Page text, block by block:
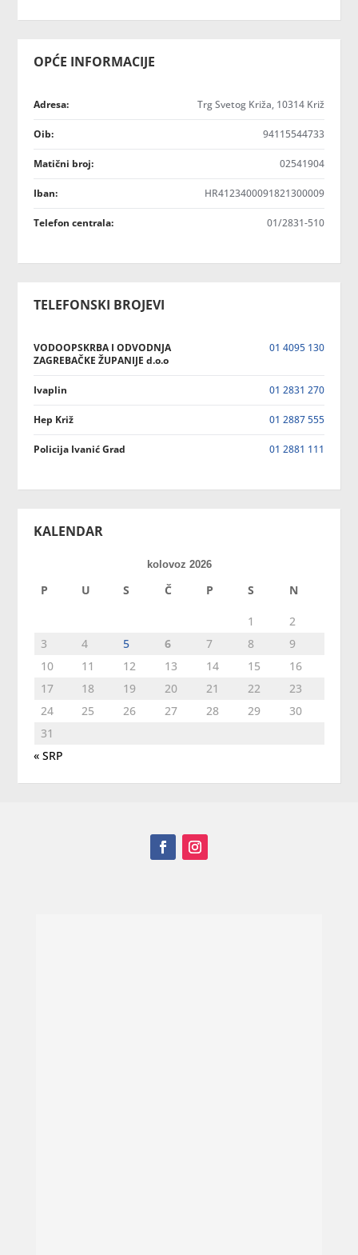
OPĆE INFORMACIJE
Adresa: Trg Svetog Križa, 10314 Križ
Oib: 94115544733
Matični broj: 02541904
Iban: HR4123400091821300009
Telefon centrala: 01/2831-510
TELEFONSKI BROJEVI
VODOOPSKRBA I ODVODNJA
ZAGREBAČKE ŽUPANIJE d.o.o
01 4095 130
Ivaplin 01 2831 270
Hep Križ 01 2887 555
Policija Ivanić Grad 01 2881 111
KALENDAR
kolovoz 2026
P U S Č P S N
1
2
3
4 5 6 7 8
9
10
11 12 13 14 15
16
17
18 19 20 21 22
23
24
25 26 27 28 29
30
31
« SRP